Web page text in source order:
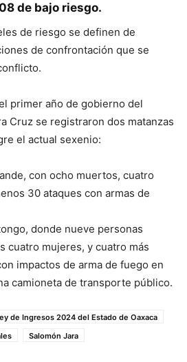
de bajo riesgo.
de riesgo se definen de
de confrontación que se
primer año de gobierno del
Cruz se registraron dos matanzas
el actual sexenio:
con ocho muertos, cuatro
30 ataques con armas de
donde nueve personas
cuatro mujeres, y cuatro más
impactos de arma de fuego en
camioneta de transporte público.
de Ingresos 2024 del Estado de Oaxaca
Salomón Jara